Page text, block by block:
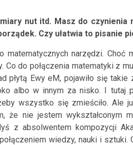
nut itd. Masz do czynienia
Czy ułatwia to pisanie
matematycznych narzędzi.
do połączenia matematyki z
płytą Ewy eM, pojawiło się takie
albo w innym za nisko. I tutaj
wszystko się zmieściło. Ale
że nie jestem wykształconym
z absolwentem kompozycji
wiedzy, nauki i